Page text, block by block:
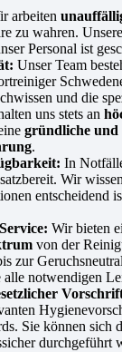
arbeiten
zu wahren.
Personal ist
Unser Team
und die
uns stets an
gründliche und
.
In
Wir
entscheidend
Wir bieten
von der
zur
alle notwendigen
Sie können sich
durchgeführt